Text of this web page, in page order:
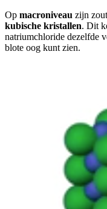
Op macroniveau zijn
kubische kristallen. Dit
natriumchloride dezelfde
blote oog kunt zien.